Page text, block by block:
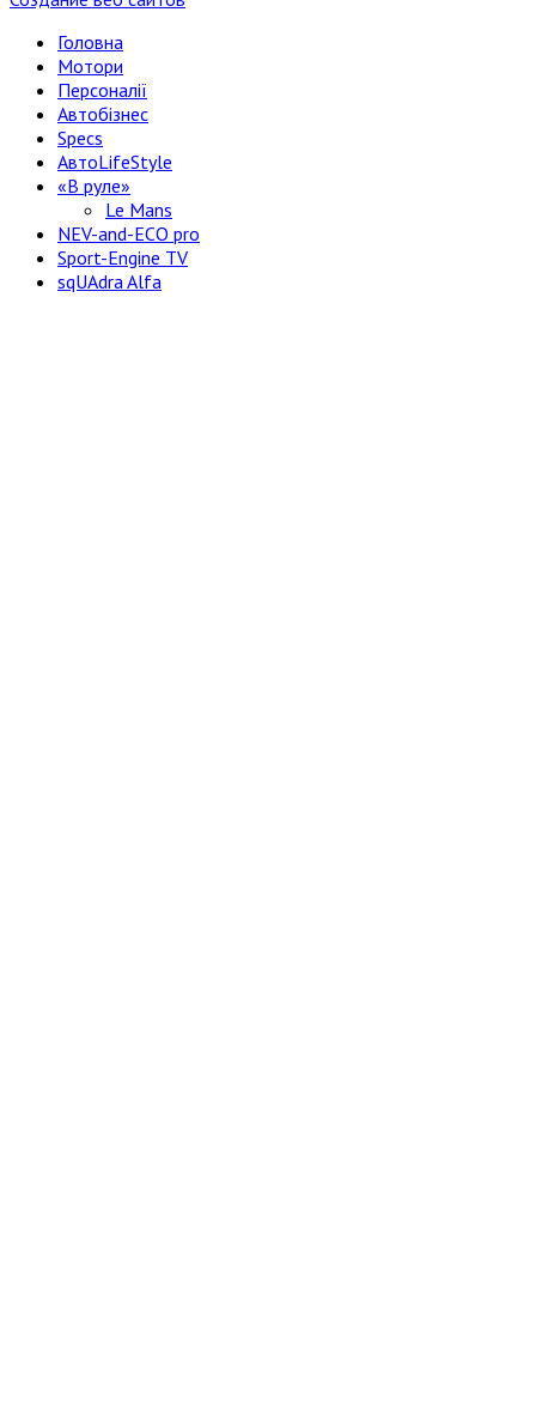
Головна
Мотори
Персоналії
Автобізнес
Specs
АвтоLifeStyle
«В руле»
Le Mans
NEV-and-ECO pro
Sport-Engine TV
sqUAdra Alfa